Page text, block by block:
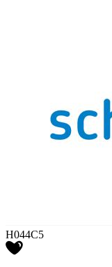
H044C5